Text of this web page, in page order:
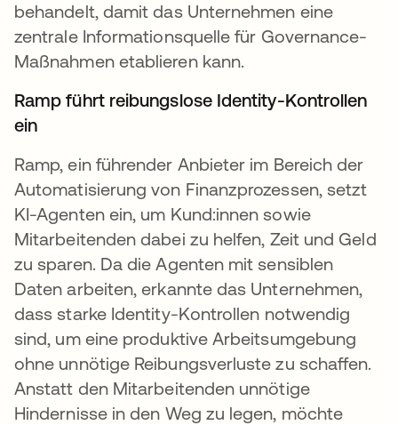
behandelt, damit das Unternehmen eine
zentrale Informationsquelle für Governance-
Maßnahmen etablieren kann.
Ramp führt reibungslose Identity-Kontrollen
ein
Ramp, ein führender Anbieter im Bereich der
Automatisierung von Finanzprozessen, setzt
KI-Agenten ein, um Kund:innen sowie
Mitarbeitenden dabei zu helfen, Zeit und Geld
zu sparen. Da die Agenten mit sensiblen
Daten arbeiten, erkannte das Unternehmen,
dass starke Identity-Kontrollen notwendig
sind, um eine produktive Arbeitsumgebung
ohne unnötige Reibungsverluste zu schaffen.
Anstatt den Mitarbeitenden unnötige
Hindernisse in den Weg zu legen, möchte